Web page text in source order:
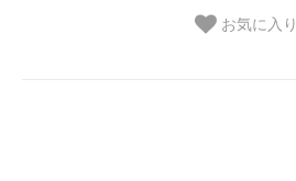
お気に入り